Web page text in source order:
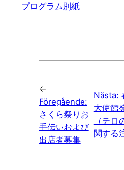
プログラム別紙
←
Föregående:
さくら祭りお
手伝いおよび
出店者募集
Nästa:
大使館
（テロ
関する